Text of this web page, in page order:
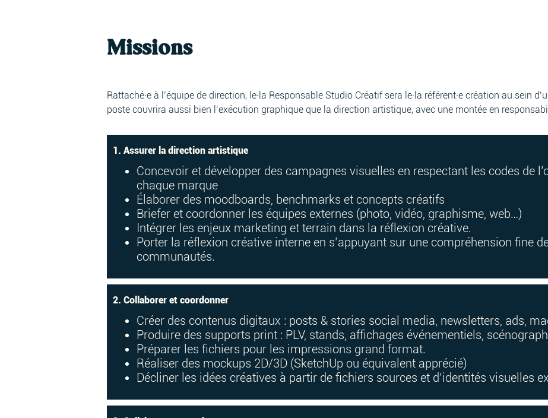
Missions
Rattaché·e à l’équipe de direction, le·la Responsable Studio Créatif sera le·la référent·e création au sein
poste couvrira aussi bien l’exécution graphique que la direction artistique, avec une montée en
1. Assurer la direction artistique
Concevoir et développer des campagnes visuelles en respectant les codes de
chaque marque
Élaborer des moodboards, benchmarks et concepts créatifs
Briefer et coordonner les équipes externes (photo, vidéo, graphisme, web…)
Intégrer les enjeux marketing et terrain dans la réflexion créative.
Porter la réflexion créative interne en s’appuyant sur une compréhension fine
communautés.
2. Collaborer et coordonner
Créer des contenus digitaux : posts & stories social media, newsletters, ads,
Produire des supports print : PLV, stands, affichages événementiels,
Préparer les fichiers pour les impressions grand format.
Réaliser des mockups 2D/3D (SketchUp ou équivalent apprécié)
Décliner les idées créatives à partir de fichiers sources et d’identités visuelles